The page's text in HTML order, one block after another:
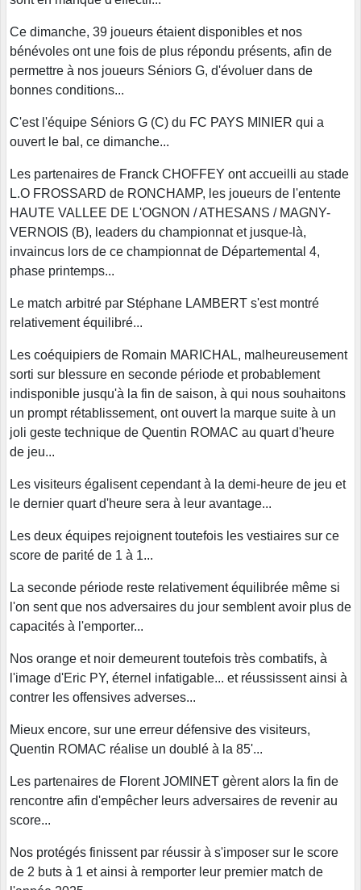
Ce dimanche, 39 joueurs étaient disponibles et nos
bénévoles ont une fois de plus répondu présents, afin de
permettre à nos joueurs Séniors G, d'évoluer dans de
bonnes conditions...
C'est l'équipe Séniors G (C) du FC PAYS MINIER qui a
ouvert le bal, ce dimanche...
Les partenaires de Franck CHOFFEY ont accueilli au stade
L.O FROSSARD de RONCHAMP, les joueurs de l'entente
HAUTE VALLEE DE L'OGNON / ATHESANS / MAGNY-
VERNOIS (B), leaders du championnat et jusque-là,
invaincus lors de ce championnat de Départemental 4,
phase printemps...
Le match arbitré par Stéphane LAMBERT s'est montré
relativement équilibré...
Les coéquipiers de Romain MARICHAL, malheureusement
sorti sur blessure en seconde période et probablement
indisponible jusqu'à la fin de saison, à qui nous souhaitons
un prompt rétablissement, ont ouvert la marque suite à un
joli geste technique de Quentin ROMAC au quart d'heure
de jeu...
Les visiteurs égalisent cependant à la demi-heure de jeu et
le dernier quart d'heure sera à leur avantage...
Les deux équipes rejoignent toutefois les vestiaires sur ce
score de parité de 1 à 1...
La seconde période reste relativement équilibrée même si
l'on sent que nos adversaires du jour semblent avoir plus de
capacités à l'emporter...
Nos orange et noir demeurent toutefois très combatifs, à
l'image d'Eric PY, éternel infatigable... et réussissent ainsi à
contrer les offensives adverses...
Mieux encore, sur une erreur défensive des visiteurs,
Quentin ROMAC réalise un doublé à la 85'...
Les partenaires de Florent JOMINET gèrent alors la fin de
rencontre afin d'empêcher leurs adversaires de revenir au
score...
Nos protégés finissent par réussir à s'imposer sur le score
de 2 buts à 1 et ainsi à remporter leur premier match de